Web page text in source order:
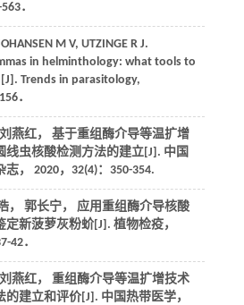
．
M V, UTZINGE R J.
in helminthology: what tools to
Trends in parasitology,
．
燕红， 基于重组酶介导等温扩增
线虫核酸检测方法的建立[J]. 中国
志， 2020， 32(4)：350-354.
， 郭长宁， 应用重组酶介导核酸
定新菠萝灰粉蚧[J]. 植物检疫，
42．
燕红， 重组酶介导等温扩增技术
的建立和评价[J]. 中国热带医学，